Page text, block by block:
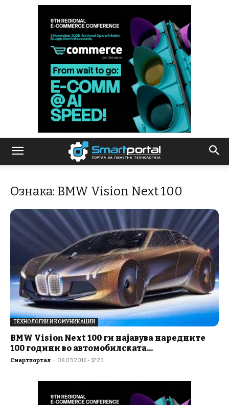
Ознака: BMW Vision Next 100
ТЕХНОЛОГИИ И КОМУНИКАЦИИ
BMW Vision Next 100 ги најавува наредните
100 години во автомобилската...
Смартпортал - 08.03.2016 - 12:23